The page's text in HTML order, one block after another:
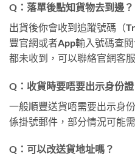
Q：落單後點知貨物去到邊？
出貨後你會收到追蹤號碼（
豐官網或者App輸入號碼查
都未收到，可以聯絡官網客
Q：收貨時要唔要出示身份證
一般順豐送貨唔需要出示身
係掛號郵件，部分情況可能
Q：可以改送貨地址嗎？